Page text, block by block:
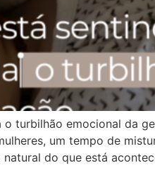
o turbilhão emocional da
um tempo de
natural do que está